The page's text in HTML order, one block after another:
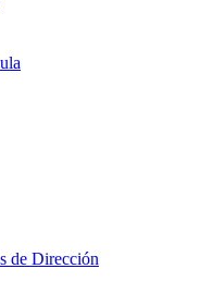
de Dirección